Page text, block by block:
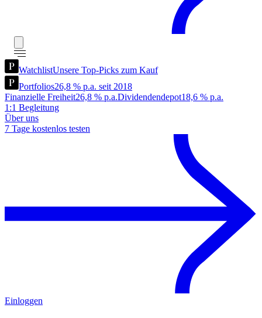
WatchlistUnsere Top-Picks zum Kauf
Portfolios26,8 % p.a. seit 2018
Finanzielle Freiheit26,8 % p.a.Dividendendepot18,6 % p.a.
1:1 Begleitung
Über uns
7 Tage kostenlos testen
Einloggen